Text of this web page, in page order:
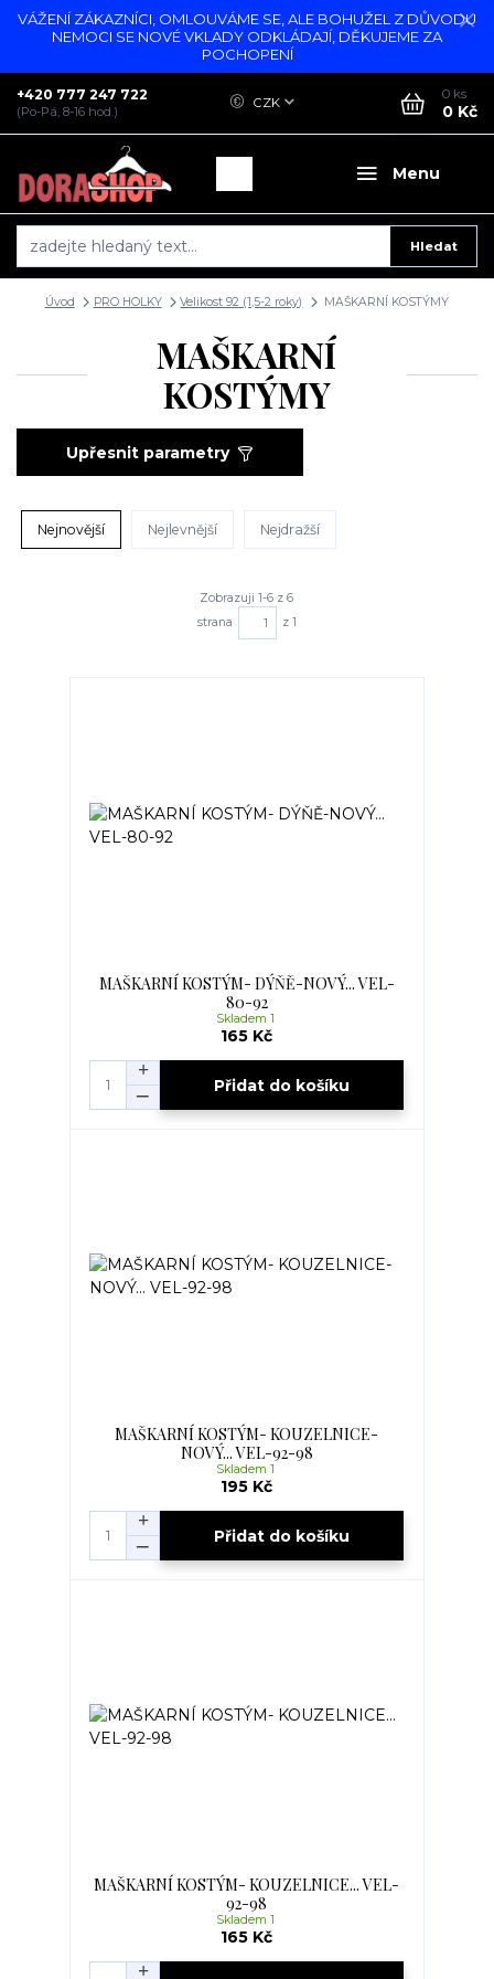
VÁŽENÍ ZÁKAZNÍCI, OMLOUVÁME SE, ALE BOHUŽEL Z DŮVODU
NEMOCI SE NOVÉ VKLADY ODKLÁDAJÍ, DĚKUJEME ZA
POCHOPENÍ
Menu
CZK
Hledat
+420 777 247 722
(Po-Pá, 8-16 hod.)
0 ks
0 Kč
Úvod PRO HOLKY Velikost 92 (1,5-2 roky) MAŠKARNÍ KOSTÝMY
MAŠKARNÍ
KOSTÝMY
Upřesnit parametry
Nejnovější Nejlevnější Nejdražší
Zobrazuji 1-6 z 6
strana
z 1
MAŠKARNÍ KOSTÝM- DÝŇĚ-NOVÝ... VEL-
80-92
165 Kč
Skladem 1
Přidat do košíku
MAŠKARNÍ KOSTÝM- KOUZELNICE-
NOVÝ... VEL-92-98
195 Kč
Skladem 1
Přidat do košíku
MAŠKARNÍ KOSTÝM- KOUZELNICE... VEL-
92-98
165 Kč
Skladem 1